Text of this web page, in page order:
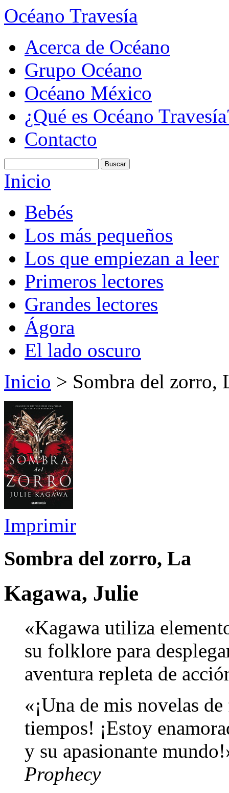
Océano Travesía
Acerca de Océano
Grupo Océano
Océano México
¿Qué es Océano
Contacto
Inicio
Bebés
Los más pequeños
Los que empiezan a leer
Primeros lectores
Grandes lectores
Ágora
El lado oscuro
Inicio > Sombra del zorro,
Imprimir
Sombra del zorro, La
Kagawa, Julie
«Kagawa utiliza
su folklore para
aventura repleta de
«¡Una de mis novelas
tiempos! ¡Estoy
y su apasionante
Prophecy